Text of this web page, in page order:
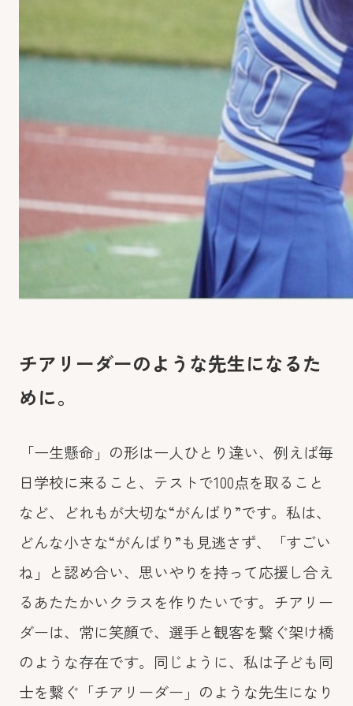
チアリーダーのような先生になるた
めに。
「一生懸命」の形は一人ひとり違い、例えば毎
日学校に来ること、テストで100点を取ること
など、どれもが大切な“がんばり”です。私は、
どんな小さな“がんばり”も見逃さず、「すごい
ね」と認め合い、思いやりを持って応援し合え
るあたたかいクラスを作りたいです。チアリー
ダーは、常に笑顔で、選手と観客を繋ぐ架け橋
のような存在です。同じように、私は子ども同
士を繋ぐ「チアリーダー」のような先生になり